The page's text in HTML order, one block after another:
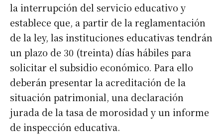
la interrupción del servicio educativo y
establece que, a partir de la reglamentación
de la ley, las instituciones educativas tendrán
un plazo de 30 (treinta) días hábiles para
solicitar el subsidio económico. Para ello
deberán presentar la acreditación de la
situación patrimonial, una declaración
jurada de la tasa de morosidad y un informe
de inspección educativa.